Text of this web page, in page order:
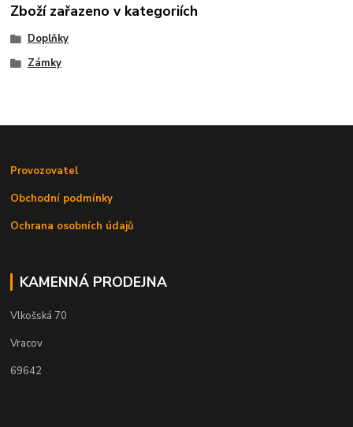
Zboží zařazeno v kategoriích
Doplňky
Zámky
Provozovatel
Obchodní podmínky
Ochrana osobních údajů
KAMENNÁ PRODEJNA
Vlkošská 70
Vracov
69642